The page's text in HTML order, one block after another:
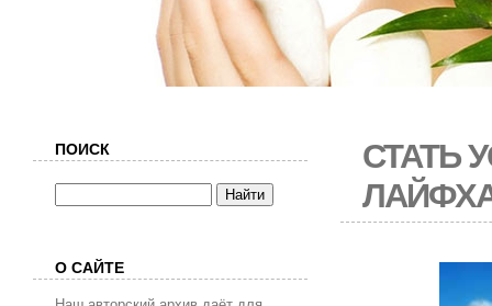
СТАТЬ
ПОИСК
О САЙТЕ